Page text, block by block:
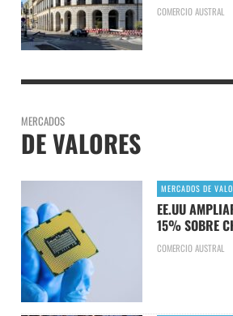
COMERCIO AUSTRAL
MERCADOS
DE VALORES
MERCADOS DE
EE.UU
15% SOBRE
COMERCIO AUSTRAL